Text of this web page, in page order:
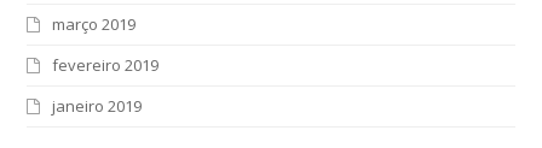
março 2019
fevereiro 2019
janeiro 2019